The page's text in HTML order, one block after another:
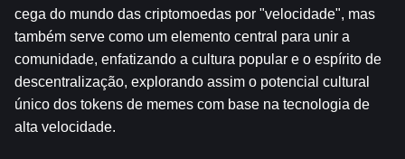
cega do mundo das criptomoedas por "velocidade", mas
também serve como um elemento central para unir a
comunidade, enfatizando a cultura popular e o espírito de
descentralização, explorando assim o potencial cultural
único dos tokens de memes com base na tecnologia de
alta velocidade.